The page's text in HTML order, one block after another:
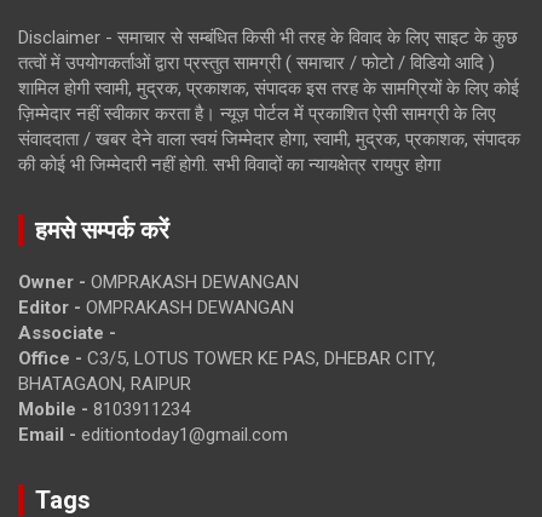
Disclaimer - समाचार से सम्बंधित किसी भी तरह के विवाद के लिए साइट के कुछ
तत्वों में उपयोगकर्ताओं द्वारा प्रस्तुत सामग्री ( समाचार / फोटो / विडियो आदि )
शामिल होगी स्वामी, मुद्रक, प्रकाशक, संपादक इस तरह के सामग्रियों के लिए कोई
ज़िम्मेदार नहीं स्वीकार करता है। न्यूज़ पोर्टल में प्रकाशित ऐसी सामग्री के लिए
संवाददाता / खबर देने वाला स्वयं जिम्मेदार होगा, स्वामी, मुद्रक, प्रकाशक, संपादक
की कोई भी जिम्मेदारी नहीं होगी. सभी विवादों का न्यायक्षेत्र रायपुर होगा
हमसे सम्पर्क करें
Owner - OMPRAKASH DEWANGAN
Editor - OMPRAKASH DEWANGAN
Associate -
Office - C3/5, LOTUS TOWER KE PAS, DHEBAR CITY,
BHATAGAON, RAIPUR
Mobile - 8103911234
Email - editiontoday1@gmail.com
Tags